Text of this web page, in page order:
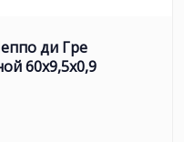
ди Гре
60x9,5x0,9